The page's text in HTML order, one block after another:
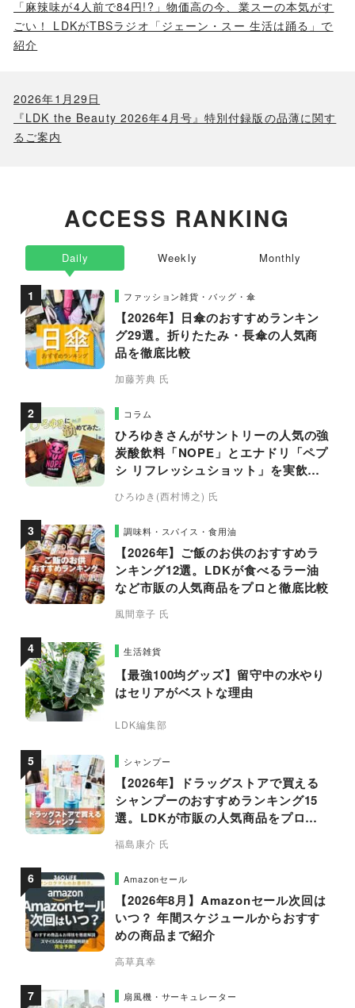
「麻辣味が4人前で84円!?」物価高の今、業スーの本気がす
ごい！ LDKがTBSラジオ「ジェーン・スー 生活は踊る」で
紹介
2026年1月29日
『LDK the Beauty 2026年4月号』特別付録版の品薄に関す
るご案内
ACCESS RANKING
Daily
ファッション雑貨・バッグ・傘
【2026年】日傘のおすすめランキン
グ29選。折りたたみ・長傘の人気商
品を徹底比較
加藤芳典 氏
コラム
ひろゆきさんがサントリーの人気の強
炭酸飲料「NOPE」とエナドリ「ペプ
シ リフレッシュショット」を実飲し
て食レポ！
ひろゆき(西村博之) 氏
調味料・スパイス・食用油
【2026年】ご飯のお供のおすすめラ
ンキング12選。LDKが食べるラー油
など市販の人気商品をプロと徹底比較
風間章子 氏
生活雑貨
【最強100均グッズ】留守中の水やり
はセリアがベストな理由
LDK編集部
シャンプー
【2026年】ドラッグストアで買える
シャンプーのおすすめランキング15
選。LDKが市販の人気商品をプロと
比較
福島康介 氏
Amazonセール
【2026年8月】Amazonセール次回は
いつ？ 年間スケジュールからおすす
めの商品まで紹介
高草真幸
扇風機・サーキュレーター
Weekly Monthly